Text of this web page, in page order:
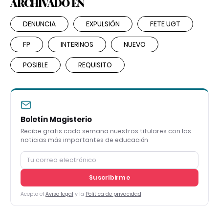
DENUNCIA EXPULSIÓN FETE UGT
FP INTERINOS NUEVO
POSIBLE REQUISITO
Boletín Magisterio
Recibe gratis cada semana nuestros titulares con las
noticias más importantes de educación
Suscribirme
Acepto el Aviso legal y la Política de privacidad